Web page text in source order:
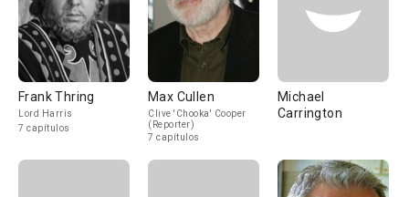
Frank Thring
Lord Harris
7 capítulos
Max Cullen
Clive 'Chooka' Cooper
(Reporter)
7 capítulos
Michael
Carrington